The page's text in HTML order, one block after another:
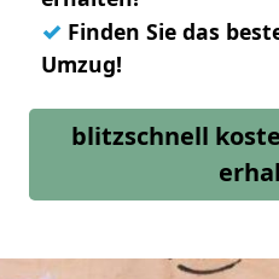
✓ Finden Sie das
Umzug!
blitzschnell